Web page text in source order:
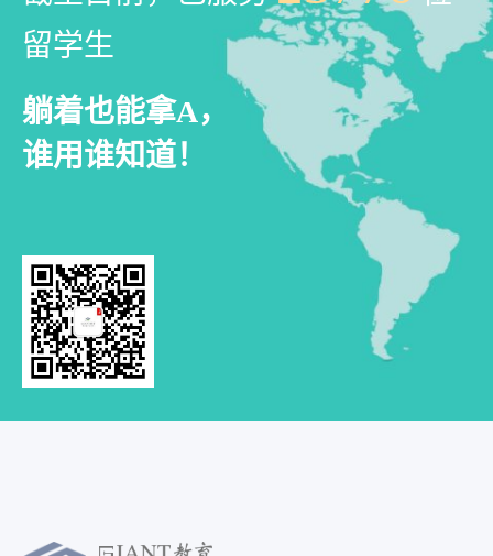
留学生
躺着也能拿A，
谁用谁知道！